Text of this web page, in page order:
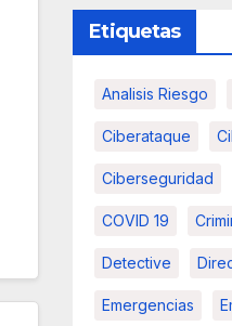
Etiquetas
Analisis Riesgo
Ciberataque
Ciberseguridad
COVID 19
Detective
Emergencias